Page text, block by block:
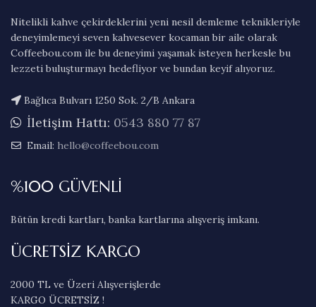
Nitelikli kahve çekirdeklerini yeni nesil demleme teknikleriyle
deneyimlemeyi seven kahvesever kocaman bir aile olarak
Coffeebou.com ile bu deneyimi yaşamak isteyen herkesle bu
lezzeti buluşturmayı hedefliyor ve bundan keyif alıyoruz.
Bağlıca Bulvarı 1250 Sok. 2/B Ankara
İletişim Hattı: 0543 880 77 87
Email: hello@coffeebou.com
%100 GÜVENLİ
Bütün kredi kartları, banka kartlarına alışveriş imkanı.
ÜCRETSİZ KARGO
2000 TL ve Üzeri Alışverişlerde
KARGO ÜCRETSİZ !